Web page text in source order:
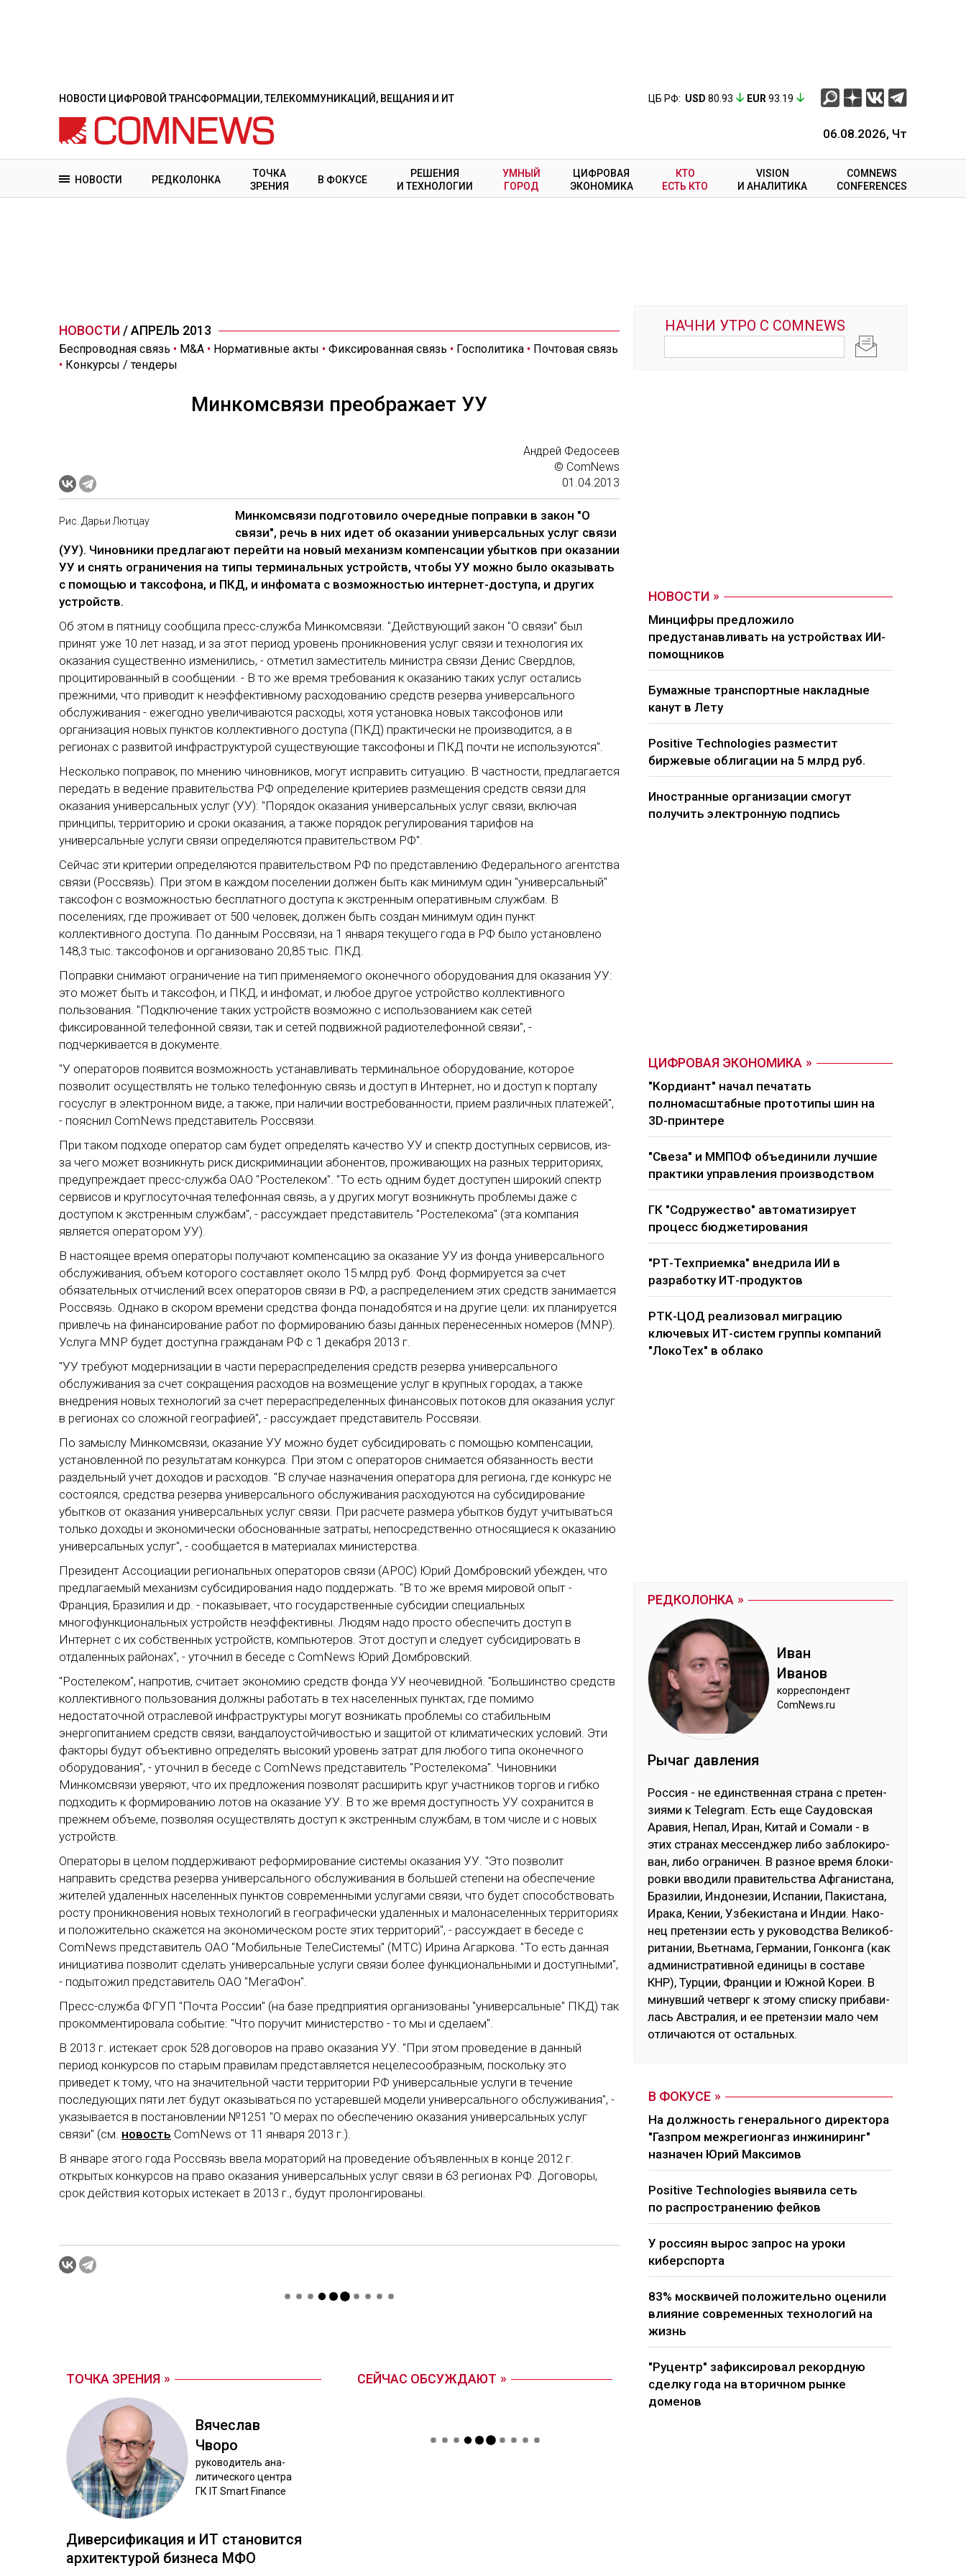
НОВОСТИ ЦИФРОВОЙ ТРАНСФОРМАЦИИ, ТЕЛЕКОММУНИКАЦИЙ, ВЕЩАНИЯ И ИТ ЦБ РФ: USD 80.93 EUR 93.19
06.08.2026, Чт
НОВОСТИ РЕДКОЛОНКА
ТОЧКА
ЗРЕНИЯ
В ФОКУСЕ
РЕШЕНИЯ
И ТЕХНОЛОГИИ
УМНЫЙ
ГОРОД
ЦИФРОВАЯ
ЭКОНОМИКА
КТО
ЕСТЬ КТО
VISION
И АНАЛИТИКА
COMNEWS
CONFERENCES
НОВОСТИ / АПРЕЛЬ 2013
Беспроводная связь • M&A • Нормативные акты • Фиксированная связь • Госполитика • Почтовая связь
• Конкурсы / тендеры
Минкомсвязи преображает УУ
Андрей Федосеев
© ComNews
01.04.2013
Рис. Дарьи Лют­цау
Минкомсвязи подготовило очередные поправки в закон "О
связи", речь в них идет об оказании универсальных услуг связи
(УУ). Чиновники предлагают перейти на новый механизм компенсации убытков при оказании
УУ и снять ограничения на типы терминальных устройств, чтобы УУ можно было оказывать
с помощью и таксофона, и ПКД, и инфомата с возможностью интернет-доступа, и других
устройств.
Об этом в пятницу сообщила пресс-служба Минкомсвязи. "Действующий закон "О связи" был
принят уже 10 лет назад, и за этот период уровень проникновения услуг связи и технология их
оказания существенно изменились, - отметил заместитель министра связи Денис Свердлов,
процитированный в сообщении. - В то же время требования к оказанию таких услуг остались
прежними, что приводит к неэффективному расходованию средств резерва универсального
обслуживания - ежегодно увеличиваются расходы, хотя установка новых таксофонов или
организация новых пунктов коллективного доступа (ПКД) практически не производится, а в
регионах с развитой инфраструктурой существующие таксофоны и ПКД почти не используются".
Несколько поправок, по мнению чиновников, могут исправить ситуацию. В частности, предлагается
передать в ведение правительства РФ определение критериев размещения средств связи для
оказания универсальных услуг (УУ): "Порядок оказания универсальных услуг связи, включая
принципы, территорию и сроки оказания, а также порядок регулирования тарифов на
универсальные услуги связи определяются правительством РФ".
Сейчас эти критерии определяются правительством РФ по представлению Федерального агентства
связи (Россвязь). При этом в каждом поселении должен быть как минимум один "универсальный"
таксофон с возможностью бесплатного доступа к экстренным оперативным службам. В
поселениях, где проживает от 500 человек, должен быть создан минимум один пункт
коллективного доступа. По данным Россвязи, на 1 января текущего года в РФ было установлено
148,3 тыс. таксофонов и организовано 20,85 тыс. ПКД.
Поправки снимают ограничение на тип применяемого оконечного оборудования для оказания УУ:
это может быть и таксофон, и ПКД, и инфомат, и любое другое устройство коллективного
пользования. "Подключение таких устройств возможно с использованием как сетей
фиксированной телефонной связи, так и сетей подвижной радиотелефонной связи", -
подчеркивается в документе.
"У операторов появится возможность устанавливать терминальное оборудование, которое
позволит осуществлять не только телефонную связь и доступ в Интернет, но и доступ к порталу
госуслуг в электронном виде, а также, при наличии востребованности, прием различных платежей",
- пояснил ComNews представитель Россвязи.
При таком подходе оператор сам будет определять качество УУ и спектр доступных сервисов, из-
за чего может возникнуть риск дискриминации абонентов, проживающих на разных территориях,
предупреждает пресс-служба ОАО "Ростелеком". "То есть одним будет доступен широкий спектр
сервисов и круглосуточная телефонная связь, а у других могут возникнуть проблемы даже с
доступом к экстренным службам", - рассуждает представитель "Ростелекома" (эта компания
является оператором УУ).
В настоящее время операторы получают компенсацию за оказание УУ из фонда универсального
обслуживания, объем которого составляет около 15 млрд руб. Фонд формируется за счет
обязательных отчислений всех операторов связи в РФ, а распределением этих средств занимается
Россвязь. Однако в скором времени средства фонда понадобятся и на другие цели: их планируется
привлечь на финансирование работ по формированию базы данных перенесенных номеров (MNP).
Услуга MNP будет доступна гражданам РФ с 1 декабря 2013 г.
"УУ требуют модернизации в части перераспределения средств резерва универсального
обслуживания за счет сокращения расходов на возмещение услуг в крупных городах, а также
внедрения новых технологий за счет перераспределенных финансовых потоков для оказания услуг
в регионах со сложной географией", - рассуждает представитель Россвязи.
По замыслу Минкомсвязи, оказание УУ можно будет субсидировать с помощью компенсации,
установленной по результатам конкурса. При этом с операторов снимается обязанность вести
раздельный учет доходов и расходов. "В случае назначения оператора для региона, где конкурс не
состоялся, средства резерва универсального обслуживания расходуются на субсидирование
убытков от оказания универсальных услуг связи. При расчете размера убытков будут учитываться
только доходы и экономически обоснованные затраты, непосредственно относящиеся к оказанию
универсальных услуг", - сообщается в материалах министерства.
Президент Ассоциации региональных операторов связи (АРОС) Юрий Домбровский убежден, что
предлагаемый механизм субсидирования надо поддержать. "В то же время мировой опыт -
Франция, Бразилия и др. - показывает, что государственные субсидии специальных
многофункциональных устройств неэффективны. Людям надо просто обеспечить доступ в
Интернет с их собственных устройств, компьютеров. Этот доступ и следует субсидировать в
отдаленных районах", - уточнил в беседе с ComNews Юрий Домбровский.
"Ростелеком", напротив, считает экономию средств фонда УУ неочевидной. "Большинство средств
коллективного пользования должны работать в тех населенных пунктах, где помимо
недостаточной отраслевой инфраструктуры могут возникать проблемы со стабильным
энергопитанием средств связи, вандалоустойчивостью и защитой от климатических условий. Эти
факторы будут объективно определять высокий уровень затрат для любого типа оконечного
оборудования", - уточнил в беседе с ComNews представитель "Ростелекома". Чиновники
Минкомсвязи уверяют, что их предложения позволят расширить круг участников торгов и гибко
подходить к формированию лотов на оказание УУ. В то же время доступность УУ сохранится в
прежнем объеме, позволяя осуществлять доступ к экстренным службам, в том числе и с новых
устройств.
Операторы в целом поддерживают реформирование системы оказания УУ. "Это позволит
направить средства резерва универсального обслуживания в большей степени на обеспечение
жителей удаленных населенных пунктов современными услугами связи, что будет способствовать
росту проникновения новых технологий в географически удаленных и малонаселенных территориях
и положительно скажется на экономическом росте этих территорий", - рассуждает в беседе с
ComNews представитель ОАО "Мобильные ТелеСистемы" (МТС) Ирина Агаркова. "То есть данная
инициатива позволит сделать универсальные услуги связи более функциональными и доступными",
- подытожил представитель ОАО "МегаФон".
Пресс-служба ФГУП "Почта России" (на базе предприятия организованы "универсальные" ПКД) так
прокомментировала событие: "Что поручит министерство - то мы и сделаем".
В 2013 г. истекает срок 528 договоров на право оказания УУ. "При этом проведение в данный
период конкурсов по старым правилам представляется нецелесообразным, поскольку это
приведет к тому, что на значительной части территории РФ универсальные услуги в течение
последующих пяти лет будут оказываться по устаревшей модели универсального обслуживания", -
указывается в постановлении №1251 "О мерах по обеспечению оказания универсальных услуг
связи" (см. новость ComNews от 11 января 2013 г.).
В январе этого года Россвязь ввела мораторий на проведение объявленных в конце 2012 г.
открытых конкурсов на право оказания универсальных услуг связи в 63 регионах РФ. Договоры,
срок действия которых истекает в 2013 г., будут пролонгированы.
ТОЧКА ЗРЕНИЯ
Вя­чес­лав
Чво­ро
ру­ково­дитель ана­
лити­чес­ко­го цен­тра
ГК IT Smart Finance
Ди­вер­си­фика­ция и ИТ ста­новит­ся
ар­хи­тек­ту­рой биз­не­са МФО
СЕЙЧАС ОБСУЖДАЮТ
НОВОСТИ
Минцифры предложило
предустанавливать на устройствах ИИ-
помощников
Бумажные транспортные накладные
канут в Лету
Positive Technologies разместит
биржевые облигации на 5 млрд руб.
Иностранные организации смогут
получить электронную подпись
ЦИФРОВАЯ ЭКОНОМИКА
"Кордиант" начал печатать
полномасштабные прототипы шин на
3D-принтере
"Свеза" и ММПОФ объединили лучшие
практики управления производством
ГК "Содружество" автоматизирует
процесс бюджетирования
"РТ-Техприемка" внедрила ИИ в
разработку ИТ-продуктов
РТК-ЦОД реализовал миграцию
ключевых ИТ-систем группы компаний
"ЛокоТех" в облако
РЕДКОЛОНКА
Иван
Ива­нов
кор­рес­пон­дент
ComNews.ru
Ры­чаг дав­ле­ния
Рос­сия - не единс­твен­ная стра­на с пре­тен­
зия­ми к Telegram. Есть еще Сау­дов­ская
Ара­вия, Не­пал, Иран, Ки­тай и Со­ма­ли - в
этих стра­нах мес­сен­джер ли­бо заб­ло­ки­ро­
ван, ли­бо ог­ра­ни­чен. В раз­ное вре­мя бло­ки­
ров­ки вво­ди­ли пра­ви­тель­ства Аф­га­нис­та­на,
Бра­зи­лии, Ин­до­не­зии, Ис­па­нии, Па­кис­та­на,
Ира­ка, Ке­нии, Уз­бе­кис­та­на и Ин­дии. На­ко­
нец пре­тен­зии есть у ру­ко­водс­тва Ве­ли­коб­
ри­та­нии, Вь­ет­на­ма, Гер­ма­нии, Гон­кон­га (как
ад­ми­нис­тра­тив­ной еди­ни­цы в сос­та­ве
КНР), Тур­ции, Фран­ции и Юж­ной Ко­реи. В
ми­нув­ший чет­верг к это­му спис­ку при­ба­ви­
лась Авс­тра­лия, и ее пре­тен­зии ма­ло чем
от­ли­чают­ся от ос­таль­ных.
В ФОКУСЕ
На должность генерального директора
"Газпром межрегионгаз инжиниринг"
назначен Юрий Максимов
Positive Technologies выявила сеть
по распространению фейков
У россиян вырос запрос на уроки
киберспорта
83% москвичей положительно оценили
влияние современных технологий на
жизнь
"Руцентр" зафиксировал рекордную
сделку года на вторичном рынке
доменов